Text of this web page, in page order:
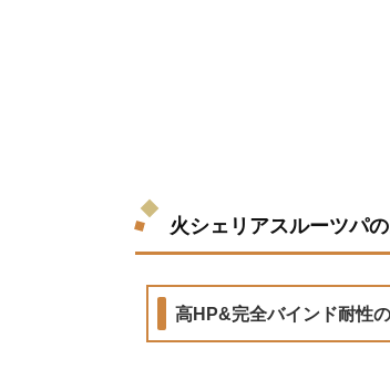
火シェリアスルーツパ
高HP&完全バインド耐性